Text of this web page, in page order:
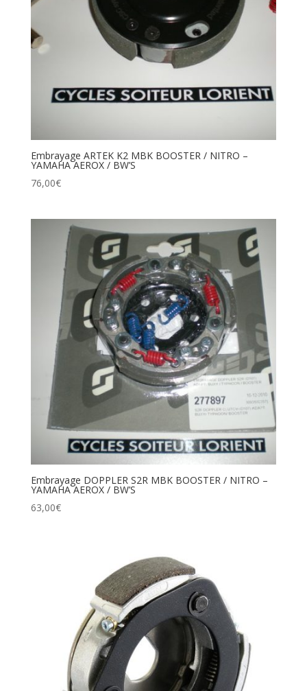
Embrayage ARTEK K2 MBK BOOSTER / NITRO –
YAMAHA AEROX / BW’S
76,00€
Embrayage DOPPLER S2R MBK BOOSTER / NITRO –
YAMAHA AEROX / BW’S
63,00€